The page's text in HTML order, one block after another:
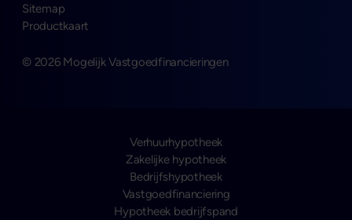
© 2026 Mogelijk Vastgoedfinancieringen
Sitemap
Productkaart
Verhuurhypotheek
Zakelijke hypotheek
Bedrijfshypotheek
Vastgoedfinanciering
Hypotheek bedrijfspand